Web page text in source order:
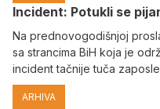
Incident: Potukli se
Na prednovogodišnjoj
sa strancima BiH koja je
incident tačnije tuča
ARHIVA